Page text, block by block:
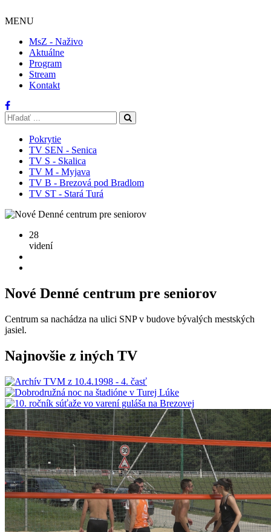
MENU
MsZ - Naživo
Aktuálne
Program
Stream
Kontakt
Pokrytie
TV SEN - Senica
TV S - Skalica
TV M - Myjava
TV B - Brezová pod Bradlom
TV ST - Stará Turá
28
videní
Nové Denné centrum pre seniorov
Centrum sa nachádza na ulici SNP v budove bývalých mestských
jasiel.
Najnovšie z iných TV